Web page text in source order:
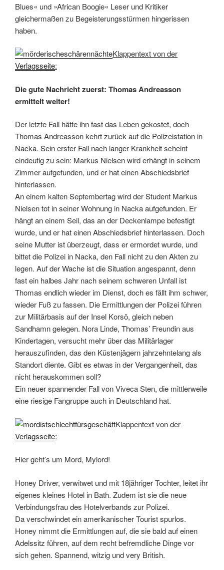
Blues« und »African Boogie« Leser und Kritiker
gleichermaßen zu Begeisterungsstürmen hingerissen
haben.
Klappentext von der
Verlagsseite:
Die gute Nachricht zuerst: Thomas Andreasson
ermittelt weiter!
Der letzte Fall hätte ihn fast das Leben gekostet, doch
Thomas Andreasson kehrt zurück auf die Polizeistation in
Nacka. Sein erster Fall nach langer Krankheit scheint
eindeutig zu sein: Markus Nielsen wird erhängt in seinem
Zimmer aufgefunden, und er hat einen Abschiedsbrief
hinterlassen.
An einem kalten Septembertag wird der Student Markus
Nielsen tot in seiner Wohnung in Nacka aufgefunden. Er
hängt an einem Seil, das an der Deckenlampe befestigt
wurde, und er hat einen Abschiedsbrief hinterlassen. Doch
seine Mutter ist überzeugt, dass er ermordet wurde, und
bittet die Polizei in Nacka, den Fall nicht zu den Akten zu
legen. Auf der Wache ist die Situation angespannt, denn
fast ein halbes Jahr nach seinem schweren Unfall ist
Thomas endlich wieder im Dienst, doch es fällt ihm schwer,
wieder Fuß zu fassen. Die Ermittlungen der Polizei führen
zur Militärbasis auf der Insel Korsö, gleich neben
Sandhamn gelegen. Nora Linde, Thomas’ Freundin aus
Kindertagen, versucht mehr über das Militärlager
herauszufinden, das den Küstenjägern jahrzehntelang als
Standort diente. Gibt es etwas in der Vergangenheit, das
nicht herauskommen soll?
Ein neuer spannender Fall von Viveca Sten, die mittlerweile
eine riesige Fangruppe auch in Deutschland hat.
Klappentext von der
Verlagsseite:
Hier geht’s um Mord, Mylord!
Honey Driver, verwitwet und mit 18jähriger Tochter, leitet ihr
eigenes kleines Hotel in Bath. Zudem ist sie die neue
Verbindungsfrau des Hotelverbands zur Polizei.
Da verschwindet ein amerikanischer Tourist spurlos.
Honey nimmt die Ermittlungen auf, die sie bald auf einen
Adelssitz führen, auf dem recht befremdliche Dinge vor
sich gehen. Spannend, witzig und very British.